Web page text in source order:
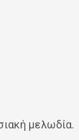
μελωδία.